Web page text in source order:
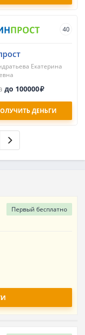
40
Екатерина
до 100000
ДЕНЬГИ
Первый бесплатно